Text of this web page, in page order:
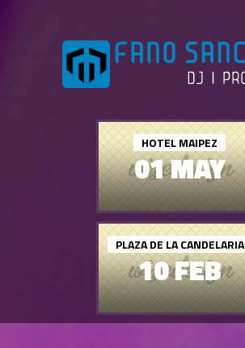
01 MAY
HOTEL MAIPEZ
10 FEB
PLAZA DE LA CANDELARIA